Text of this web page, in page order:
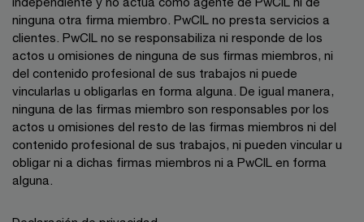
ninguna otra firma miembro. PwCIL no presta servicios a
clientes. PwCIL no se responsabiliza ni responde de los
actos u omisiones de ninguna de sus firmas miembros, ni
del contenido profesional de sus trabajos ni puede
vincularlas u obligarlas en forma alguna. De igual manera,
ninguna de las firmas miembro son responsables por los
actos u omisiones del resto de las firmas miembros ni del
contenido profesional de sus trabajos, ni pueden vincular u
obligar ni a dichas firmas miembros ni a PwCIL en forma
alguna.